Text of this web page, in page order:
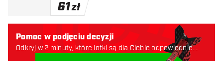
61zł
Pomoc w podjęciu decyzji
Odkryj w 2 minuty, które lotki są dla Ciebie odpowiednie.